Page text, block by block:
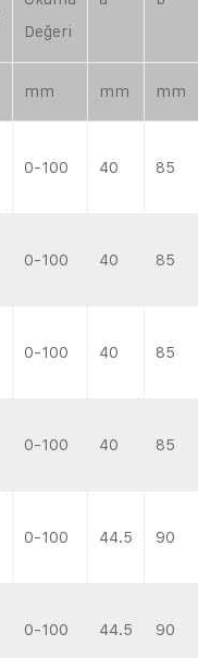
Değeri
mm mm mm
0-100 40 85
0-100 40 85
0-100 40 85
0-100 40 85
0-100 44.5 90
0-100 44.5 90